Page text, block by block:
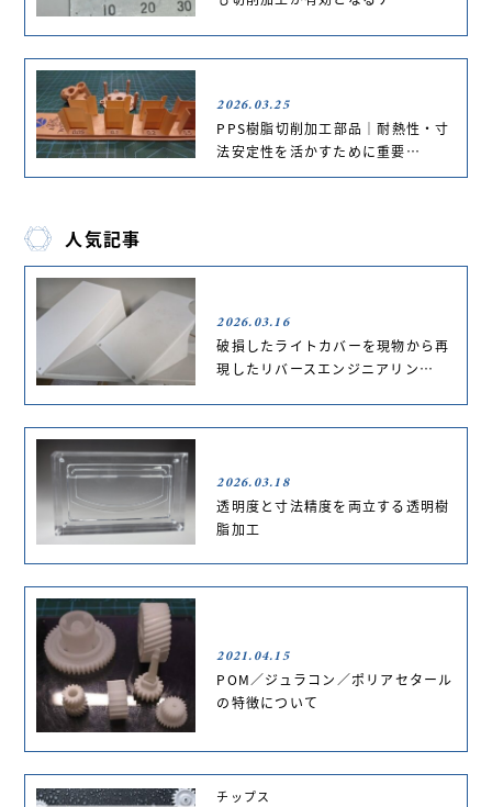
2026.03.25
PPS樹脂切削加工部品｜耐熱性・寸
法安定性を活かすために重要…
人気記事
2026.03.16
破損したライトカバーを現物から再
現したリバースエンジニアリン…
2026.03.18
透明度と寸法精度を両立する透明樹
脂加工
2021.04.15
POM／ジュラコン／ポリアセタール
の特徴について
チップス